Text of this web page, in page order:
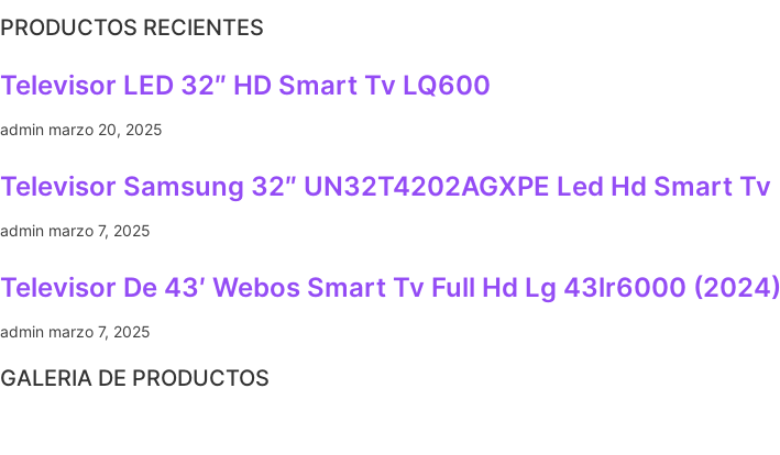
PRODUCTOS RECIENTES
Televisor LED 32″ HD Smart Tv LQ600
admin marzo 20, 2025
Televisor Samsung 32″ UN32T4202AGXPE Led Hd Smart Tv
admin marzo 7, 2025
Televisor De 43′ Webos Smart Tv Full Hd Lg 43lr6000 (2024)
admin marzo 7, 2025
GALERIA DE PRODUCTOS